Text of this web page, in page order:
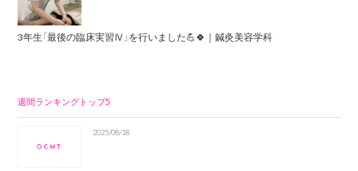
3年生「最後の臨床実習Ⅳ」を行いました💪🍀｜鍼灸美容学科
週間ランキングトップ5
2025/08/18